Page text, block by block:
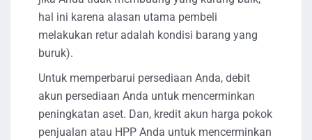
hal ini karena alasan utama pembeli
melakukan retur adalah kondisi barang yang
buruk).
Untuk memperbarui persediaan Anda, debit
akun persediaan Anda untuk mencerminkan
peningkatan aset. Dan, kredit akun harga pokok
penjualan atau HPP Anda untuk mencerminkan